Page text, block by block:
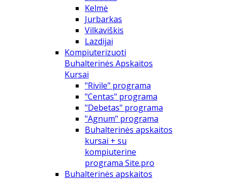
Kelmė
Jurbarkas
Vilkaviškis
Lazdijai
Kompiuterizuoti
Buhalterinės Apskaitos
Kursai
"Rivile" programa
"Centas" programa
"Debetas" programa
"Agnum" programa
Buhalterinės apskaitos
kursai + su
kompiuterine
programa Site.pro
Buhalterinės apskaitos